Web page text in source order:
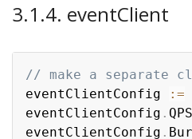
3.1.4. eventClient
// make a separate
eventClientConfig
:=
eventClientConfig .
eventClientConfig .